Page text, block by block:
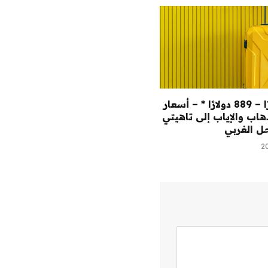
754 دولارًا – 889 دولارًا * – أسعار
والإياب إلى تاهيتي
الغربي